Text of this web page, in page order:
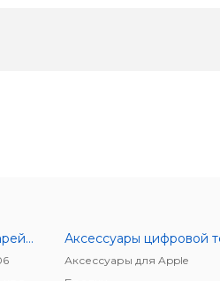
Аккумуляторы и батарейки
Аксессуары для Apple